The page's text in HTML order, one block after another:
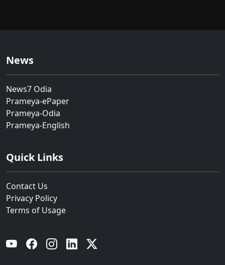
News
News7 Odia
Prameya-ePaper
Prameya-Odia
Prameya-English
Quick Links
Contact Us
Privacy Policy
Terms of Usage
YouTube Facebook Instagram Linkedin